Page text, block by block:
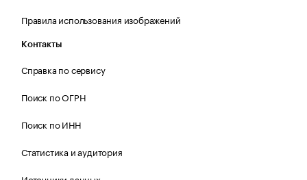
Правила использования изображений
Контакты
Справка по сервису
Поиск по ОГРН
Поиск по ИНН
Статистика и аудитория